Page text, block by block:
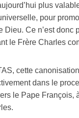
plus
pour
Ce n’est donc
le Frère Charles
cette
dans le
le Pape François,